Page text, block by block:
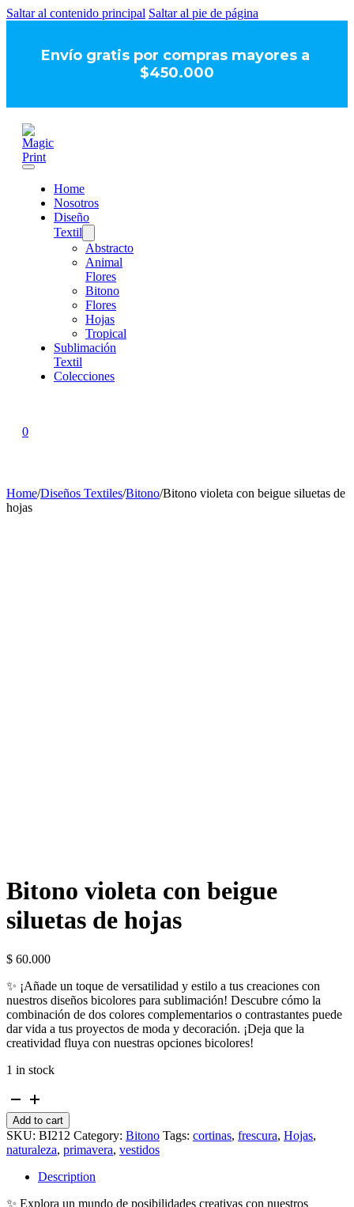
Saltar al contenido principal Saltar al pie de página
Envío gratis por compras mayores a
$450.000
Home
Nosotros
Diseño
Textil
Abstracto
Animal
Flores
Bitono
Flores
Hojas
Tropical
Sublimación
Textil
Colecciones
0
Home/Diseños Textiles/Bitono/Bitono violeta con beigue siluetas de
hojas
Bitono violeta con beigue
siluetas de hojas
$ 60.000
✨ ¡Añade un toque de versatilidad y estilo a tus creaciones con
nuestros diseños bicolores para sublimación! Descubre cómo la
combinación de dos colores complementarios o contrastantes puede
dar vida a tus proyectos de moda y decoración. ¡Deja que la
creatividad fluya con nuestras opciones bicolores!
1 in stock
Bitono
violeta
con
beigue
siluetas
hojas
Add to cart
SKU: BI212 Category: Bitono Tags: cortinas, frescura, Hojas,
naturaleza, primavera, vestidos
Description
✨ Explora un mundo de posibilidades creativas con nuestros